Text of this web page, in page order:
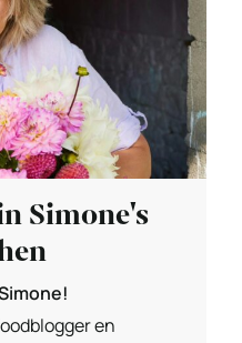
Simone's
en